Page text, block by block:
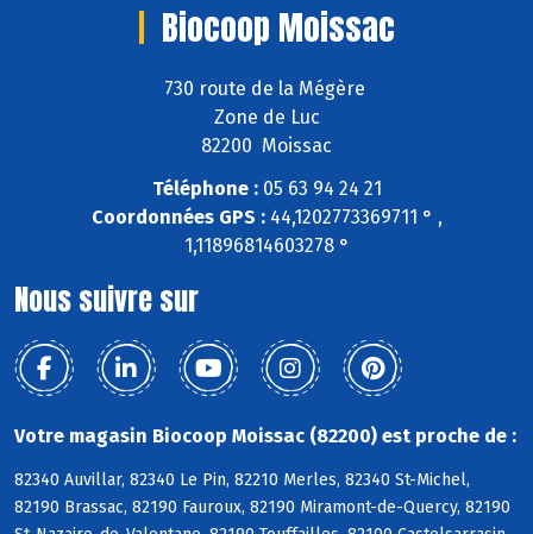
Biocoop Moissac
730 route de la Mégère
Zone de Luc
82200 Moissac
Téléphone :05 63 94 24 21
Coordonnées GPS :44,1202773369711 ° ,
1,11896814603278 °
Nous suivre sur
Votre magasin Biocoop Moissac (82200) est proche de :
82340 Auvillar, 82340 Le Pin, 82210 Merles, 82340 St-Michel,
82190 Brassac, 82190 Fauroux, 82190 Miramont-de-Quercy, 82190